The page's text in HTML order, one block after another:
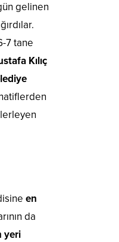
gelinen
7 tane
Kılıç
en
da
yeri